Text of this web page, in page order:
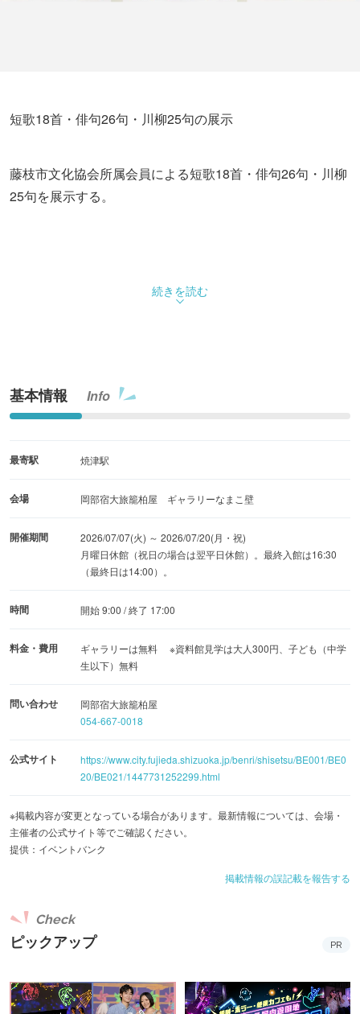
短歌18首・俳句26句・川柳25句の展示
藤枝市文化協会所属会員による短歌18首・俳句26句・川柳
25句を展示する。
続きを読む
基本情報 Info
最寄駅 焼津駅
会場 岡部宿大旅籠柏屋 ギャラリーなまこ壁
開催期間
2026/07/07(火) ～ 2026/07/20(月・祝)
月曜日休館（祝日の場合は翌平日休館）。最終入館は16:30
（最終日は14:00）。
時間 開始 9:00 / 終了 17:00
料金・費用
ギャラリーは無料 ※資料館見学は大人300円、子ども（中学
生以下）無料
問い合わせ
岡部宿大旅籠柏屋
054-667-0018
公式サイト
https://www.city.fujieda.shizuoka.jp/benri/shisetsu/BE001/BE0
20/BE021/1447731252299.html
※掲載内容が変更となっている場合があります。最新情報については、会場・
主催者の公式サイト等でご確認ください。
提供：イベントバンク
掲載情報の誤記載を報告する
ピックアップ
Check
PR